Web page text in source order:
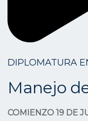
DIPLOMATURA
Manejo
COMIENZO 19 DE